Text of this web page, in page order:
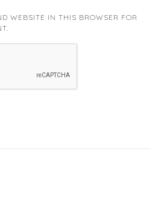
WEBSITE IN THIS BROWSER FOR